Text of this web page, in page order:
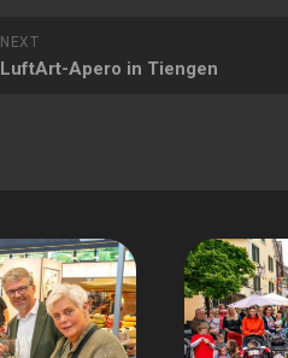
NEXT
LuftArt-Apero in Tiengen